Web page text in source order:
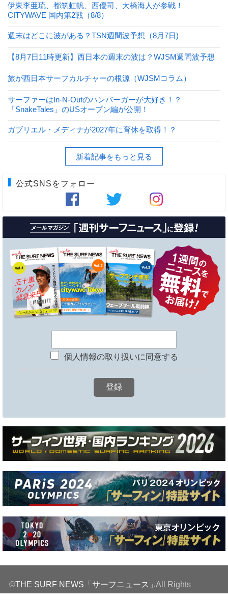
伊東李亜琉、都筑虹帆、西優司、大橋海人が参戦！
CITYWAVE 国内第2戦（8/8）
週末はどこに波がある？TSN週間波予想（8月7日)
【8月7日11時更新】西日本の週末の波は？WJSM週間波予想
旅が西日本サーフカルチャーの根源（WJSMコラム）
サーファーはIn-N-Outのハンバーガーが大好き！？
「SnakeTales」のUSオープン編が公開！
ガブリエル・メディナが2027年に育休を取得！？
新着記事をもっと見る
公式SNSをフォロー
個人情報の取り扱いに同意する
©THE SURF NEWS「サーフニュース」.All Rights
Reserved.